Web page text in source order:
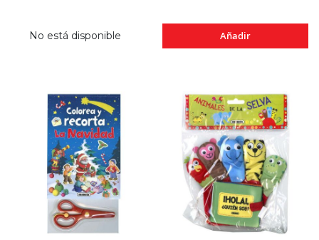
No está disponible Añadir